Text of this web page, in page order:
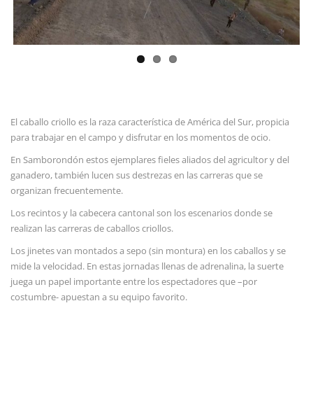
El caballo criollo es la raza característica de América del Sur, propicia
para trabajar en el campo y disfrutar en los momentos de ocio.
En Samborondón estos ejemplares fieles aliados del agricultor y del
ganadero, también lucen sus destrezas en las carreras que se
organizan frecuentemente.
Los recintos y la cabecera cantonal son los escenarios donde se
realizan las carreras de caballos criollos.
Los jinetes van montados a sepo (sin montura) en los caballos y se
mide la velocidad. En estas jornadas llenas de adrenalina, la suerte
juega un papel importante entre los espectadores que –por
costumbre- apuestan a su equipo favorito.